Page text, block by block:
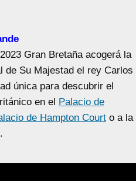
Gran Bretaña acogerá la
de Su Majestad el rey Carlos
única para descubrir el
en el Palacio de
de Hampton Court o a la